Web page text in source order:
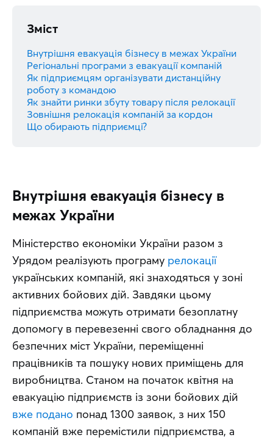
Зміст
Внутрішня евакуація бізнесу в межах України
Регіональні програми з евакуації компаній
Як підприємцям організувати дистанційну
роботу з командою
Як знайти ринки збуту товару після релокації
Зовнішня релокація компаній за кордон
Що обирають підприємці?
Внутрішня евакуація бізнесу в
межах України
Міністерство економіки України разом з
Урядом реалізують програму релокації
українських компаній, які знаходяться у зоні
активних бойових дій. Завдяки цьому
підприємства можуть отримати безоплатну
допомогу в перевезенні свого обладнання до
безпечних міст України, переміщенні
працівників та пошуку нових приміщень для
виробництва. Станом на початок квітня на
вже подано понад 1300 заявок, з них 150
компаній вже перемістили підприємства, а